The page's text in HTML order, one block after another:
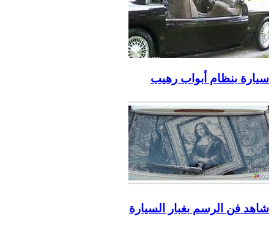
سيارة بنظام أبواب رهيب
شاهد فن الرسم بغبار السيارة